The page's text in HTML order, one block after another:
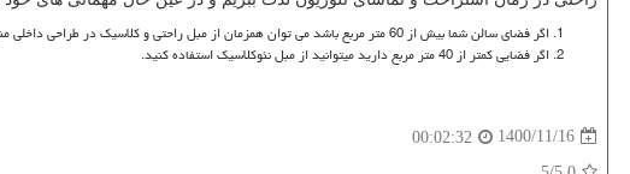
اگر فضای سالن شما بیش از 60 متر مربع باشد می توان همزمان از مبل راحتی و کلاسیک در طراحی داخلی منزل استفاده کرد.
اگر فضایی کمتر از 40 متر مربع دارید میتوانید از مبل نئوکلاسیک استفاده کنید.
1400/11/16
00:02:32